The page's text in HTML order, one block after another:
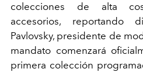
colecciones de alta
accesorios, reportando
Pavlovsky, presidente de
mandato comenzará
primera colección